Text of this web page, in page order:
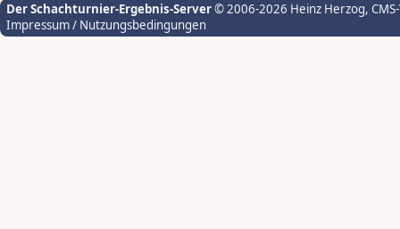
Der Schachturnier-Ergebnis-Server© 2006-2026 Heinz Herzog,
Impressum / Nutzungsbedingungen